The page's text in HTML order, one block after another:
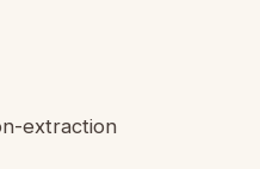
extraction